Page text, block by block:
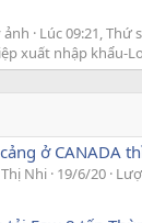
ảnh
Lúc 09:21, Thứ
xuất nhập khẩu-
ở CANADA
Nhi 19/6/20